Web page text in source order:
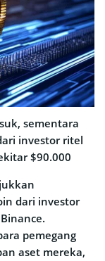
sementara
investor ritel
$90.000
dari investor
pemegang
aset mereka,